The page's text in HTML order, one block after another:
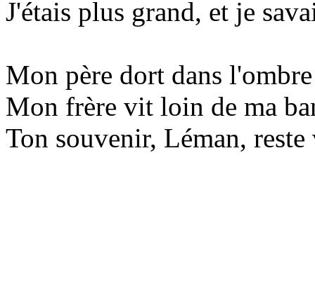
J'étais plus grand, et je
Mon père dort dans
Mon frère vit loin de ma
Ton souvenir, Léman, reste